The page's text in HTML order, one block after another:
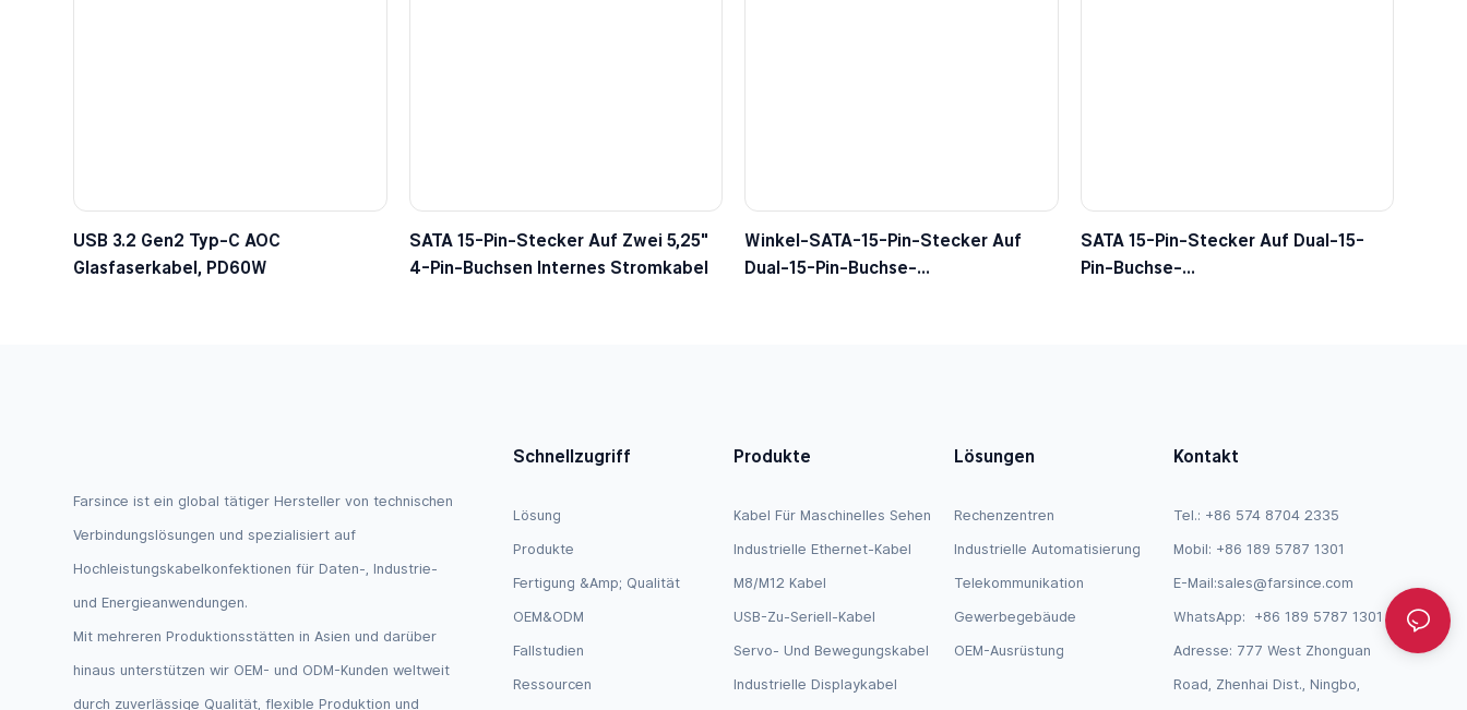
USB 3.2 Gen2 Typ-C AOC
Glasfaserkabel, PD60W
SATA 15-Pin-Stecker Auf Zwei 5,25″
4-Pin-Buchsen Internes Stromkabel
Winkel-SATA-15-Pin-Stecker Auf
Dual-15-Pin-Buchse-
SATA 15-Pin-Stecker Auf Dual-15-
Pin-Buchse-
Farsince ist ein global tätiger Hersteller von technischen
Verbindungslösungen und spezialisiert auf
Hochleistungskabelkonfektionen für Daten-, Industrie-
und Energieanwendungen.
Mit mehreren Produktionsstätten in Asien und darüber
hinaus unterstützen wir OEM- und ODM-Kunden weltweit
durch zuverlässige Qualität, flexible Produktion und
Schnellzugriff
Lösung
Produkte
Fertigung &amp; Qualität
OEM&ODM
Fallstudien
Ressourcen
Produkte
Kabel Für Maschinelles Sehen
Industrielle Ethernet-Kabel
M8/M12 Kabel
USB-Zu-Seriell-Kabel
Servo- Und Bewegungskabel
Industrielle Displaykabel
Lösungen
Rechenzentren
Industrielle Automatisierung
Telekommunikation
Gewerbegebäude
OEM-Ausrüstung
Kontakt
Tel.: +86 574 8704 2335
Mobil: +86 189 5787 1301
E-Mail:sales@farsince.com
WhatsApp: +86 189 5787 1301
Adresse: 777 West Zhonguan
Road, Zhenhai Dist., Ningbo,